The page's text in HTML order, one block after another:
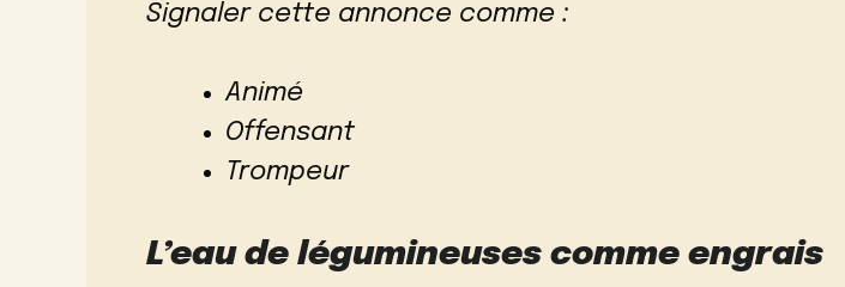
Signaler cette annonce comme :
Animé
Offensant
Trompeur
L’eau de légumineuses comme engrais